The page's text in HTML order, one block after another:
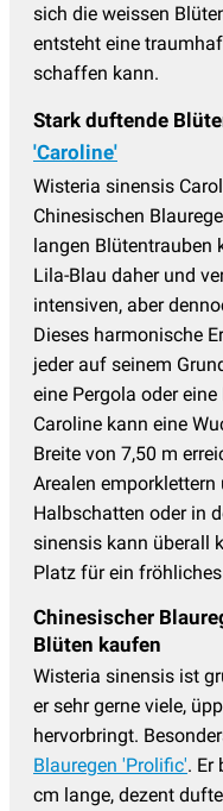
sich die weissen
entsteht eine
schaffen kann.
Stark duftende
'Caroline'
Wisteria sinensis
Chinesischen
langen Blütentrauben
Lila-Blau daher und
intensiven, aber
Dieses harmonische
jeder auf seinem
eine Pergola oder
Caroline kann eine
Breite von 7,50 m
Arealen
Halbschatten oder in
sinensis kann überall
Platz für ein
Chinesischer
Blüten kaufen
Wisteria sinensis ist
er sehr gerne viele,
hervorbringt.
Blauregen 'Prolific'. Er
cm lange, dezent